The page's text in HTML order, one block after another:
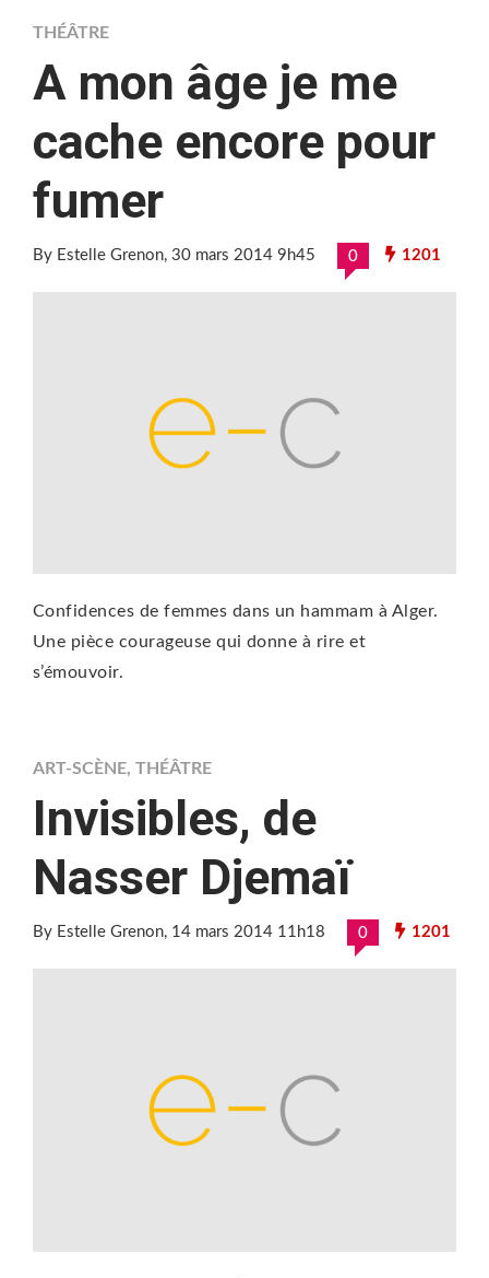
THÉÂTRE
A mon âge je me
cache encore pour
fumer
By Estelle Grenon, 30 mars 2014 9h45 0 1201
Confidences de femmes dans un hammam à Alger.
Une pièce courageuse qui donne à rire et
s’émouvoir.
ART-SCÈNE, THÉÂTRE
Invisibles, de
Nasser Djemaï
By Estelle Grenon, 14 mars 2014 11h18 0 1201